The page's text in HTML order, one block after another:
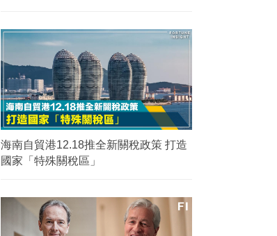
海南自貿港12.18推全新關稅政策 打造
國家「特殊關稅區」